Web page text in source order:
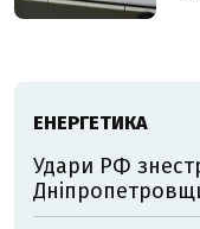
ЕНЕРГЕТИКА
Удари РФ